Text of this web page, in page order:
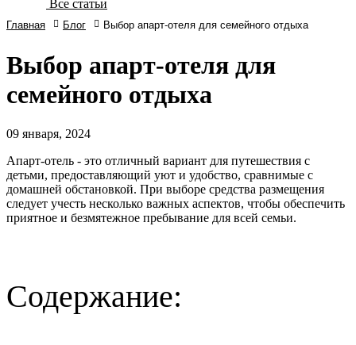
Все статьи
Главная Блог Выбор апарт-отеля для семейного отдыха
Выбор апарт-отеля для
семейного отдыха
09 января, 2024
Апарт-отель - это отличный вариант для путешествия с
детьми, предоставляющий уют и удобство, сравнимые с
домашней обстановкой. При выборе средства размещения
следует учесть несколько важных аспектов, чтобы обеспечить
приятное и безмятежное пребывание для всей семьи.
Содержание: